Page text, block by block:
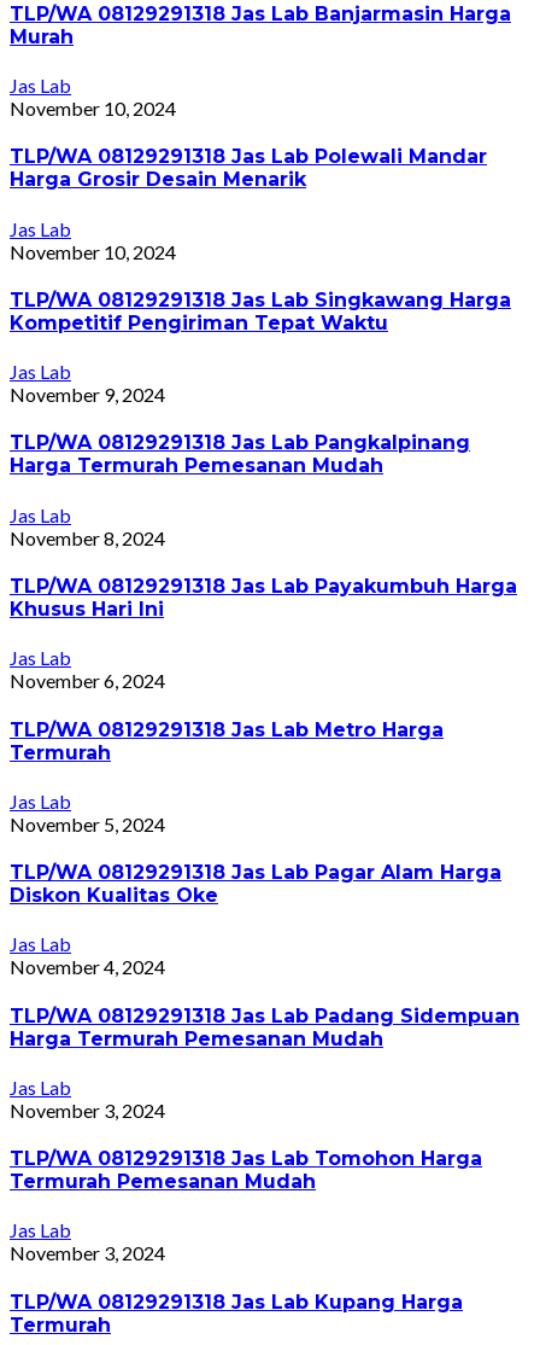
TLP/WA 08129291318 Jas Lab Banjarmasin Harga
Murah
Jas Lab
November 10, 2024
TLP/WA 08129291318 Jas Lab Polewali Mandar
Harga Grosir Desain Menarik
Jas Lab
November 10, 2024
TLP/WA 08129291318 Jas Lab Singkawang Harga
Kompetitif Pengiriman Tepat Waktu
Jas Lab
November 9, 2024
TLP/WA 08129291318 Jas Lab Pangkalpinang
Harga Termurah Pemesanan Mudah
Jas Lab
November 8, 2024
TLP/WA 08129291318 Jas Lab Payakumbuh Harga
Khusus Hari Ini
Jas Lab
November 6, 2024
TLP/WA 08129291318 Jas Lab Metro Harga
Termurah
Jas Lab
November 5, 2024
TLP/WA 08129291318 Jas Lab Pagar Alam Harga
Diskon Kualitas Oke
Jas Lab
November 4, 2024
TLP/WA 08129291318 Jas Lab Padang Sidempuan
Harga Termurah Pemesanan Mudah
Jas Lab
November 3, 2024
TLP/WA 08129291318 Jas Lab Tomohon Harga
Termurah Pemesanan Mudah
Jas Lab
November 3, 2024
TLP/WA 08129291318 Jas Lab Kupang Harga
Termurah